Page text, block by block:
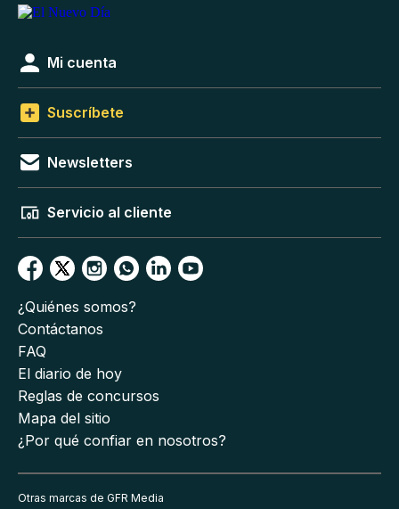
Mi cuenta
Suscríbete
Newsletters
Servicio al cliente
¿Quiénes somos?
Contáctanos
FAQ
El diario de hoy
Reglas de concursos
Mapa del sitio
¿Por qué confiar en nosotros?
Otras marcas de GFR Media